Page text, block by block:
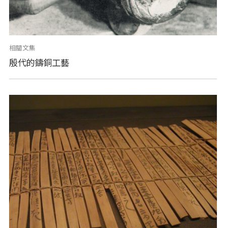
相關文集
殷代的鑄銅工藝